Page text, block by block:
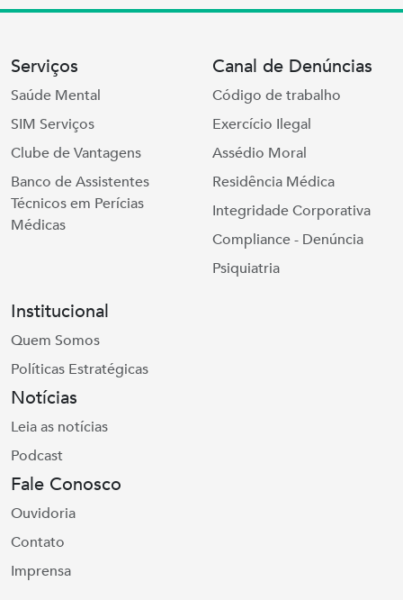
Serviços
Saúde Mental
SIM Serviços
Clube de Vantagens
Banco de Assistentes
Técnicos em Perícias
Médicas
Canal de Denúncias
Código de trabalho
Exercício Ilegal
Assédio Moral
Residência Médica
Integridade Corporativa
Compliance - Denúncia
Psiquiatria
Institucional
Quem Somos
Políticas Estratégicas
Notícias
Leia as notícias
Podcast
Fale Conosco
Ouvidoria
Contato
Imprensa